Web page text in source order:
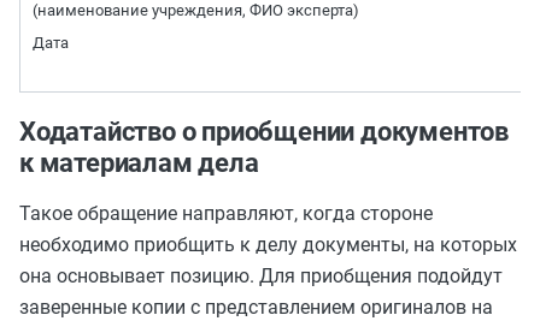
(наименование учреждения, ФИО эксперта)
Дата
Ходатайство о приобщении документов
к материалам дела
Такое обращение направляют, когда стороне
необходимо приобщить к делу документы, на которых
она основывает позицию. Для приобщения подойдут
заверенные копии с представлением оригиналов на